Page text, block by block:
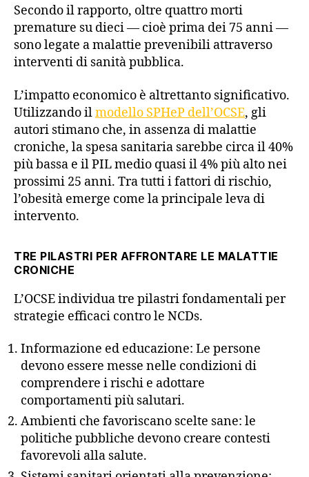
Secondo il rapporto, oltre quattro morti
premature su dieci — cioè prima dei 75 anni —
sono legate a malattie prevenibili attraverso
interventi di sanità pubblica.
L’impatto economico è altrettanto significativo.
Utilizzando ilmodello SPHeP dell’OCSE, gli
autori stimano che, in assenza di malattie
croniche, la spesa sanitaria sarebbe circa il 40%
più bassa e il PIL medio quasi il 4% più alto nei
prossimi 25 anni. Tra tutti i fattori di rischio,
l’obesità emerge come la principale leva di
intervento.
TRE PILASTRI PER AFFRONTARE LE MALATTIE
CRONICHE
L’OCSE individua tre pilastri fondamentali per
strategie efficaci contro le NCDs.
Informazione ed educazione: Le persone
devono essere messe nelle condizioni di
comprendere i rischi e adottare
comportamenti più salutari.
Ambienti che favoriscano scelte sane: le
politiche pubbliche devono creare contesti
favorevoli alla salute.